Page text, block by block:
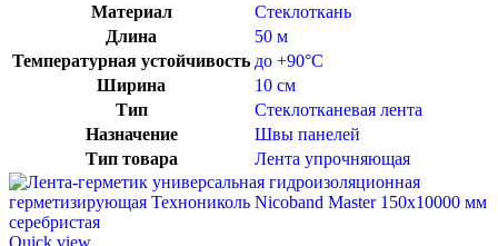
Материал
Стеклоткань
Длина
50 м
Температурная устойчивость до +90°C
Ширина
10 см
Тип
Стеклотканевая лента
Назначение
Швы панелей
Тип товара
Лента упрочняющая
Quick view